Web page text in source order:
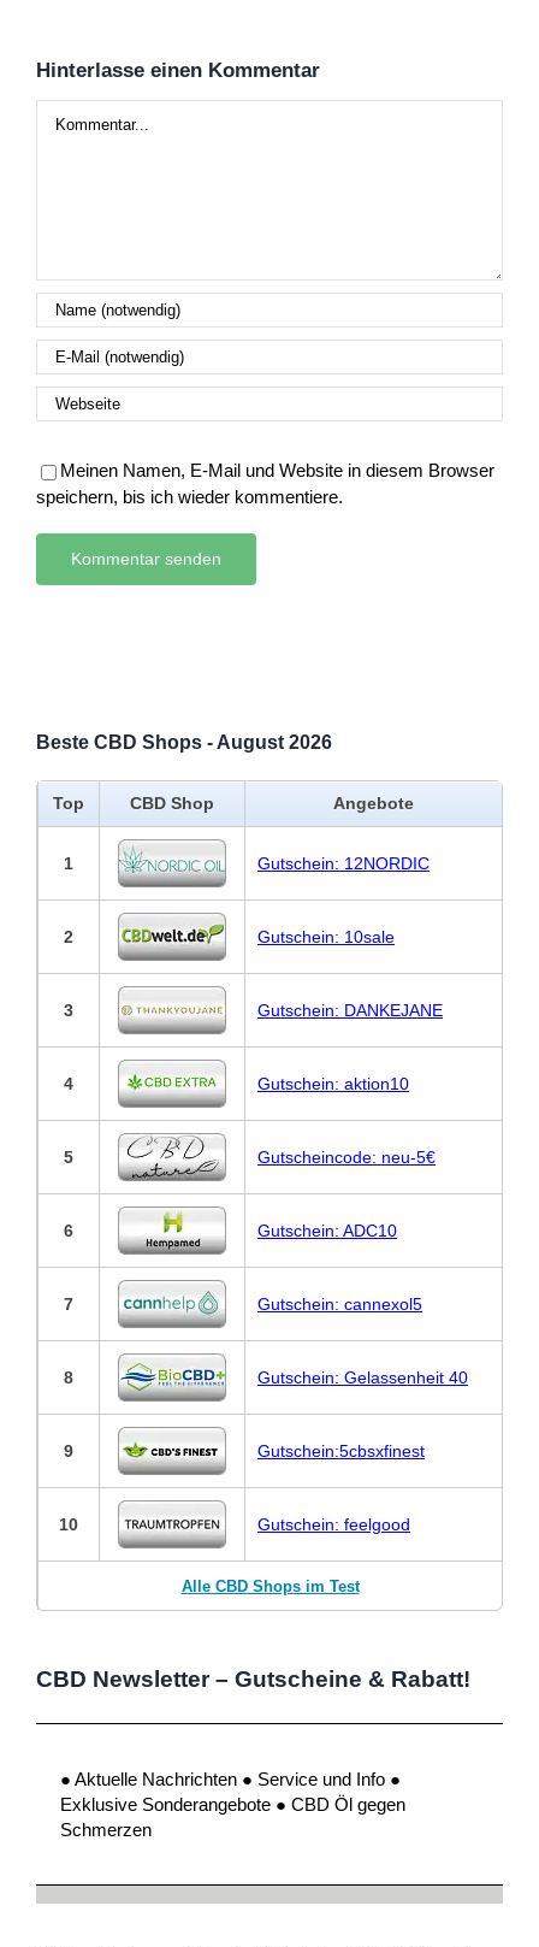
Hinterlasse einen Kommentar
Meinen Namen, E-Mail und Website in diesem Browser
speichern, bis ich wieder kommentiere.
Beste CBD Shops - August 2026
Top CBD Shop Angebote
1 Gutschein: 12NORDIC
2 Gutschein: 10sale
3 Gutschein: DANKEJANE
4 Gutschein: aktion10
5 Gutscheincode: neu-5€
6 Gutschein: ADC10
7 Gutschein: cannexol5
8 Gutschein: Gelassenheit 40
9 Gutschein:5cbsxfinest
10 Gutschein: feelgood
Alle CBD Shops im Test
CBD Newsletter – Gutscheine & Rabatt!
● Aktuelle Nachrichten ● Service und Info ●
Exklusive Sonderangebote ● CBD Öl gegen
Schmerzen